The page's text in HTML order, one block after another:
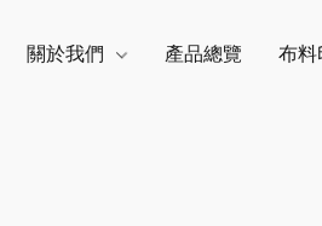
關於我們 產品總覽 布